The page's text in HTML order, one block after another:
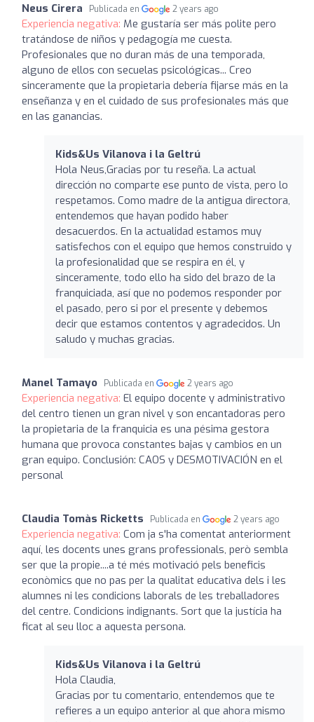
Neus Cirera Publicada en 2 years ago
Experiencia negativa: Me gustaría ser más polite pero
tratándose de niños y pedagogía me cuesta.
Profesionales que no duran más de una temporada,
alguno de ellos con secuelas psicológicas... Creo
sinceramente que la propietaria debería fijarse más en la
enseñanza y en el cuidado de sus profesionales más que
en las ganancias.
Kids&Us Vilanova i la Geltrú
Hola Neus,Gracias por tu reseña. La actual
dirección no comparte ese punto de vista, pero lo
respetamos. Como madre de la antigua directora,
entendemos que hayan podido haber
desacuerdos. En la actualidad estamos muy
satisfechos con el equipo que hemos construido y
la profesionalidad que se respira en él, y
sinceramente, todo ello ha sido del brazo de la
franquiciada, así que no podemos responder por
el pasado, pero si por el presente y debemos
decir que estamos contentos y agradecidos. Un
saludo y muchas gracias.
Manel Tamayo Publicada en 2 years ago
Experiencia negativa: El equipo docente y administrativo
del centro tienen un gran nivel y son encantadoras pero
la propietaria de la franquicia es una pésima gestora
humana que provoca constantes bajas y cambios en un
gran equipo. Conclusión: CAOS y DESMOTIVACIÓN en el
personal
Claudia Tomàs Ricketts Publicada en 2 years ago
Experiencia negativa: Com ja s'ha comentat anteriorment
aquí, les docents unes grans professionals, però sembla
ser que la propie....a té més motivació pels beneficis
econòmics que no pas per la qualitat educativa dels i les
alumnes ni les condicions laborals de les treballadores
del centre. Condicions indignants. Sort que la justícia ha
ficat al seu lloc a aquesta persona.
Kids&Us Vilanova i la Geltrú
Hola Claudia,
Gracias por tu comentario, entendemos que te
refieres a un equipo anterior al que ahora mismo